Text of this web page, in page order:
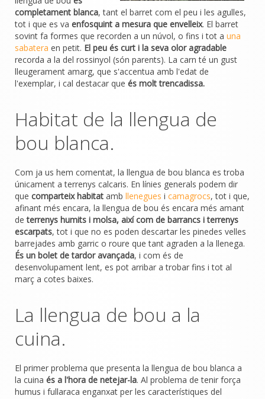
completament blanca, tant el barret com el peu i les agulles,
tot i que es va enfosquint a mesura que envelleix. El barret
sovint fa formes que recorden a un núvol, o fins i tot a una
sabatera en petit. El peu és curt i la seva olor agradable
recorda a la del rossinyol (són parents). La carn té un gust
lleugerament amarg, que s'accentua amb l'edat de
l'exemplar, i cal destacar que és molt trencadissa.
Habitat de la llengua de
bou blanca.
Com ja us hem comentat, la llengua de bou blanca es troba
únicament a terrenys calcaris. En línies generals podem dir
que comparteix habitat amb llenegues i camagrocs, tot i que,
afinant més encara, la llengua de bou és encara més amant
deterrenys humits i molsa, així com de barrancs i terrenys
escarpats, tot i que no es poden descartar les pinedes velles
barrejades amb garric o roure que tant agraden a la llenega.
És un bolet de tardor avançada, i com és de
desenvolupament lent, es pot arribar a trobar fins i tot al
març a cotes baixes.
La llengua de bou a la
cuina.
El primer problema que presenta la llengua de bou blanca a
la cuina és a l'hora de netejar-la. Al problema de tenir força
humus i fullaraca enganxat per les característiques del